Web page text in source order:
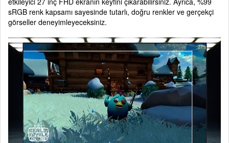
sRGB renk kapsamı sayesinde tutarlı, doğru renkler ve gerçekçi
görseller deneyimleyeceksiniz.